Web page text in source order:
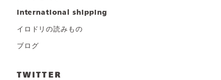
international shipping
イロドリの読みもの
ブログ
TWITTER